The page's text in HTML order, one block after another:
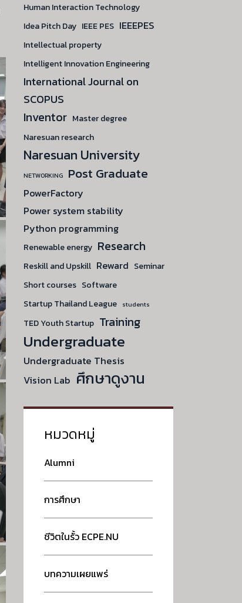
Human Interaction Technology
Idea Pitch Day IEEE PES IEEEPES
Intellectual property
Intelligent Innovation Engineering
International Journal on
SCOPUS
Inventor Master degree
Naresuan research
Naresuan University
NETWORKING Post Graduate
PowerFactory
Power system stability
Python programming
Renewable energy Research
Reskill and Upskill Reward Seminar
Short courses Software
Startup Thailand League
students
TED Youth Startup Training
Undergraduate
Undergraduate Thesis
Vision Lab ศึกษาดูงาน
หมวดหมู่
Alumni
การศึกษา
ชีวิตในรั้ว ECPE.NU
บทความเผยแพร่